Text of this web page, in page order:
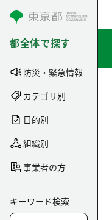
コンテンツにスキップ
都全体で探す
防災・緊急情報
カテゴリ別
目的別
組織別
事業者の方
キーワード検索